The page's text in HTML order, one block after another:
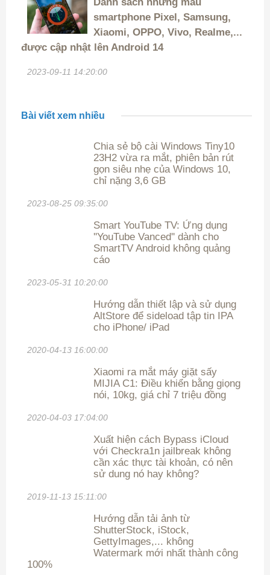
Danh sách những mẫu
smartphone Pixel, Samsung,
Xiaomi, OPPO, Vivo, Realme,...
được cập nhật lên Android 14
2023-09-11 14:20:00
Bài viết xem nhiều
Chia sẻ bộ cài Windows Tiny10
23H2 vừa ra mắt, phiên bản rút
gọn siêu nhẹ của Windows 10,
chỉ nặng 3,6 GB
2023-08-25 09:35:00
Smart YouTube TV: Ứng dụng
''YouTube Vanced'' dành cho
SmartTV Android không quảng
cáo
2023-05-31 10:20:00
Hướng dẫn thiết lập và sử dụng
AltStore để sideload tập tin IPA
cho iPhone/ iPad
2020-04-13 16:00:00
Xiaomi ra mắt máy giặt sấy
MIJIA C1: Điều khiển bằng giọng
nói, 10kg, giá chỉ 7 triệu đồng
2020-04-03 17:04:00
Xuất hiện cách Bypass iCloud
với Checkra1n jailbreak không
cần xác thực tài khoản, có nên
sử dung nó hay không?
2019-11-13 15:11:00
Hướng dẫn tải ảnh từ
ShutterStock, iStock,
GettyImages,... không
Watermark mới nhất thành công
100%